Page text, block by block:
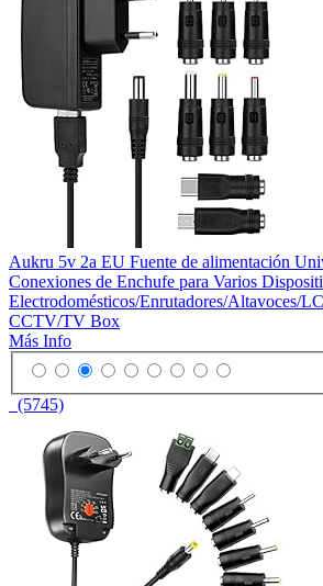
Aukru 5v 2a EU Fuente de alimentación
Conexiones de Enchufe para Varios
Electrodomésticos/Enrutadores/Altavoces/
CCTV/TV Box
Más Info
(5745)